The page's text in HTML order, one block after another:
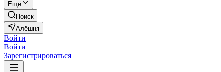
Ещё
Поиск
Алёшня
Войти
Войти
Зарегистрироваться